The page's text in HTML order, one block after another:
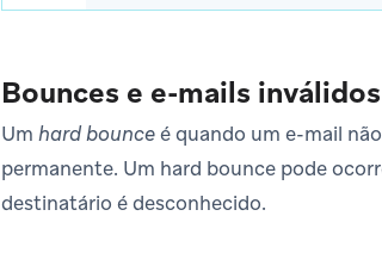
Bounces e e-mails inválidos
Um hard bounceé quando um e-mail
permanente. Um hard bounce pode
destinatário é desconhecido.